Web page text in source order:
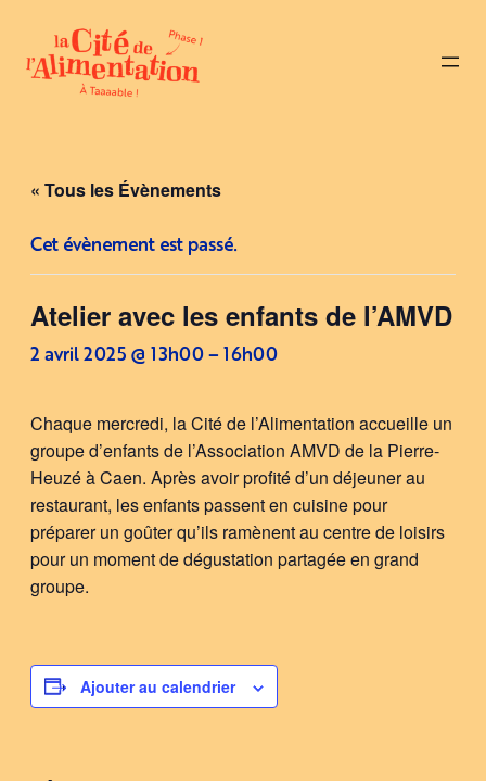
« Tous les Évènements
Cet évènement est passé.
Atelier avec les enfants de l’AMVD
2 avril 2025 @ 13h00 – 16h00
Chaque mercredi, la Cité de l’Alimentation accueille un
groupe d’enfants de l’Association AMVD de la Pierre-
Heuzé à Caen. Après avoir profité d’un déjeuner au
restaurant, les enfants passent en cuisine pour
préparer un goûter qu’ils ramènent au centre de loisirs
pour un moment de dégustation partagée en grand
groupe.
Ajouter au calendrier